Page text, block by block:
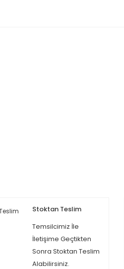
Stoktan Teslim
Temsilcimiz İle
İletişime Geçtikten
Sonra Stoktan Teslim
Alabilirsiniz.